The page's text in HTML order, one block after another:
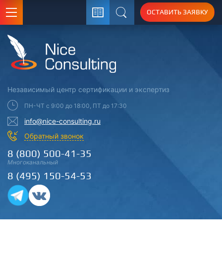
Поиск
ОСТАВИТЬ ЗАЯВКУ
Независимый центр сертификации и экспертиз
ПН-ЧТ с 9:00 до 18:00, ПТ до 17:30
info@nice-consulting.ru
Обратный звонок
8 (800) 500-41-35
Многоканальный
8 (495) 150-54-53